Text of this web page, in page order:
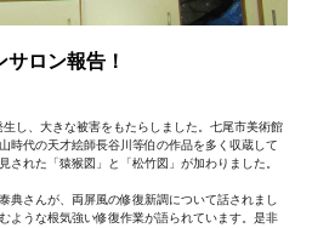
ロン報告！
し、大きな被害をもたらしました。七尾市美術館
時代の天才絵師長谷川等伯の作品を多く収蔵して
された「猿猴図」と「松竹図」が加わりました。
典さんが、両屏風の修復新調について話されまし
ような根気強い修復作業が語られています。是非